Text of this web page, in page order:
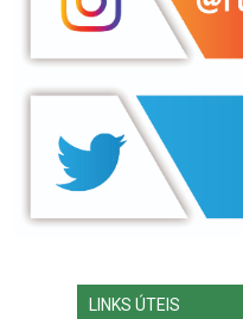
LINKS ÚTEIS